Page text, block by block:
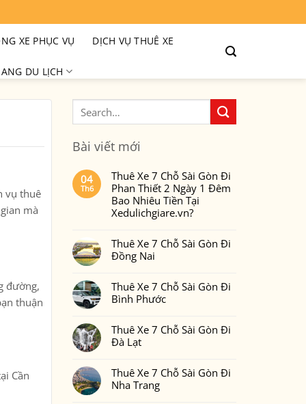
XE PHỤC VỤ DỊCH VỤ THUÊ XE
DU LỊCH
vụ thuê
mà
đường,
thuận
Cần
Bài viết mới
04
Th6
Thuê Xe 7 Chỗ Sài Gòn Đi
Phan Thiết 2 Ngày 1 Đêm
Bao Nhiêu Tiền Tại
Xedulichgiare.vn?
bình
luận
ở
7
Chỗ
Sài
Phan
Thiết
2
Ngày
Bao
Nhiêu
Tiền
Thuê Xe 7 Chỗ Sài Gòn Đi
Đồng Nai
bình
luận
ở
7
Chỗ
Sài
Đồng
Nai
Thuê Xe 7 Chỗ Sài Gòn Đi
Bình Phước
bình
luận
ở
7
Chỗ
Sài
Thuê Xe 7 Chỗ Sài Gòn Đi
Đà Lạt
bình
luận
ở
Thuê Xe 7 Chỗ Sài Gòn Đi
Nha Trang